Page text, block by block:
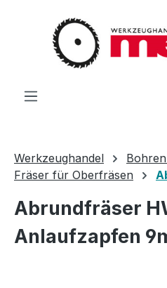
Zum Hauptinhalt springen
Werkzeughandel
Fräser für Oberfräsen
Abrundfräser
Anlaufzapfen